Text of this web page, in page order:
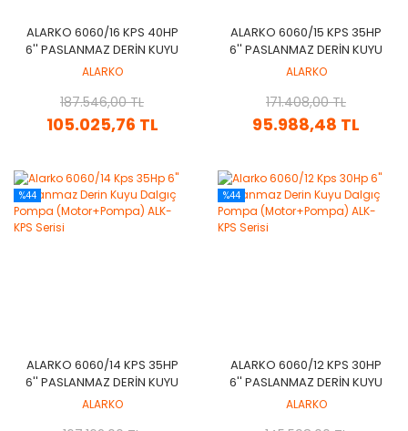
ALARKO 6060/16 KPS 40HP
6'' PASLANMAZ DERIN KUYU
DALGIÇ POMPA
SERISI
ALARKO
105.025,76 TL
187.546,00 TL
ALARKO 6060/15 KPS 35HP
6'' PASLANMAZ DERIN KUYU
DALGIÇ POMPA
SERISI
ALARKO
95.988,48 TL
171.408,00 TL
%44
ALARKO 6060/14 KPS 35HP
6'' PASLANMAZ DERIN KUYU
DALGIÇ POMPA
ALARKO
%44
ALARKO 6060/12 KPS 30HP
6'' PASLANMAZ DERIN KUYU
DALGIÇ POMPA
ALARKO